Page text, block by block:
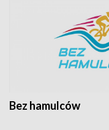
Bez hamulców